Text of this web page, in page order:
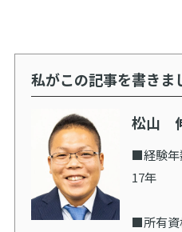
私がこの記事を書きま
松山
■経験年
17年
■所有資